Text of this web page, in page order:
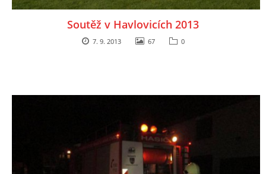
Soutěž v Havlovicích 2013
7. 9. 2013 67 0